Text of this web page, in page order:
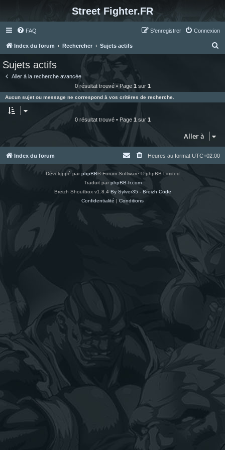
Street Fighter.FR
FAQ Connexion
S’enregistrer
Index du forum Rechercher Sujets actifs
e
r
Sujets actifs
Aller à la recherche avancée
0 résultat trouvé • Page 1 sur 1
Aucun sujet ou message ne correspond à vos critères de recherche.
0 résultat trouvé • Page 1 sur 1
Aller à
Index du forum Heures au format UTC+02:00
Développé parphpBB® Forum Software © phpBB Limited
Traduit parphpBB-fr.com
Breizh Shoutbox v1.8.4 By Sylver35 - Breizh Code
Confidentialité | Conditions